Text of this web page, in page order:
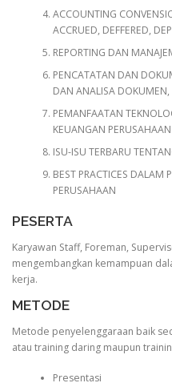
ACCOUNTING
ACCRUED, DEFFERED,
REPORTING DAN
PENCATATAN DAN
DAN ANALISA DOKUMEN,
PEMANFAATAN
KEUANGAN PERUSAHAAN
ISU-ISU TERBARU
BEST PRACTICES DALAM
PERUSAHAAN
PESERTA
Karyawan Staff, Foreman,
mengembangkan kemampuan
kerja.
METODE
Metode penyelenggaraan baik
atau training daring maupun
Presentasi